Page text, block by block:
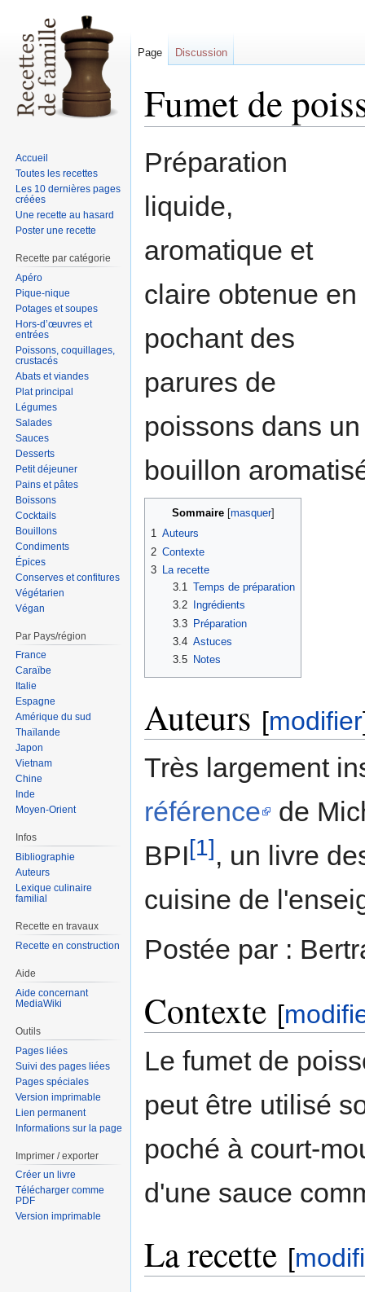
Fumet de
à
navigation
à
recherche
Préparation
liquide,
aromatique et
claire obtenue en
pochant des
parures de
poissons dans un
bouillon
Sommaire
1 Auteurs
2 Contexte
3 La recette
3.1 Temps de préparation
3.2
Ingrédients
3.3
Préparation
3.4 Astuces
3.5
Notes
Auteurs [modifier
Très largement
référence
de
BPI[1], un livre
cuisine de
Postée par :
Contexte [
Le fumet de
peut être utilisé
poché à court-
d'une sauce
La recette [
Page Discussion
Accueil
Toutes les recettes
Les 10 dernières pages
créées
Une recette au hasard
Poster une recette
Recette par catégorie
Apéro
Pique-nique
Potages et soupes
Hors-d’œuvres et
entrées
Poissons, coquillages,
crustacés
Abats et viandes
Plat principal
Légumes
Salades
Sauces
Desserts
Petit déjeuner
Pains et pâtes
Boissons
Cocktails
Bouillons
Condiments
Épices
Conserves et confitures
Végétarien
Végan
Par Pays/région
France
Caraïbe
Italie
Espagne
Amérique du sud
Thaïlande
Japon
Vietnam
Chine
Inde
Moyen-Orient
Infos
Bibliographie
Auteurs
Lexique culinaire
familial
Recette en travaux
Recette en construction
Aide
Aide concernant
MediaWiki
Outils
Pages liées
Suivi des pages liées
Pages spéciales
Version imprimable
Lien permanent
Informations sur la page
Imprimer / exporter
Créer un livre
Télécharger comme
PDF
Version imprimable